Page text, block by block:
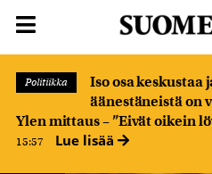
Politiikka
Iso osa keskustaa
äänestäneistä on
Ylen mittaus – ”Eivät oikein
15:57
Lue lisää